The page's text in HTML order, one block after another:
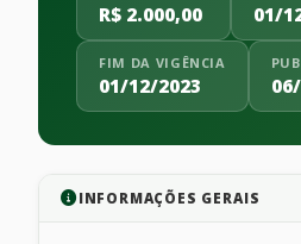
R$ 2.000,00 01/
FIM DA VIGÊNCIA
01/12/2023
INFORMAÇÕES GERAIS